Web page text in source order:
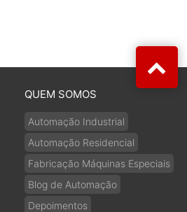
QUEM SOMOS
Automação Industrial
Automação Residencial
Fabricação Máquinas Especiais
Blog de Automação
Depoimentos